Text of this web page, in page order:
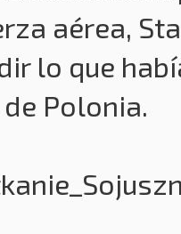
aérea,
lo que
Polonia.